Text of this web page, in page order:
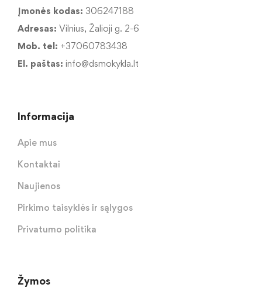
Įmonės kodas: 306247188
Adresas: Vilnius, Žalioji g. 2-6
Mob. tel: +37060783438
El. paštas: info@dsmokykla.lt
Informacija
Apie mus
Kontaktai
Naujienos
Pirkimo taisyklės ir sąlygos
Privatumo politika
Žymos